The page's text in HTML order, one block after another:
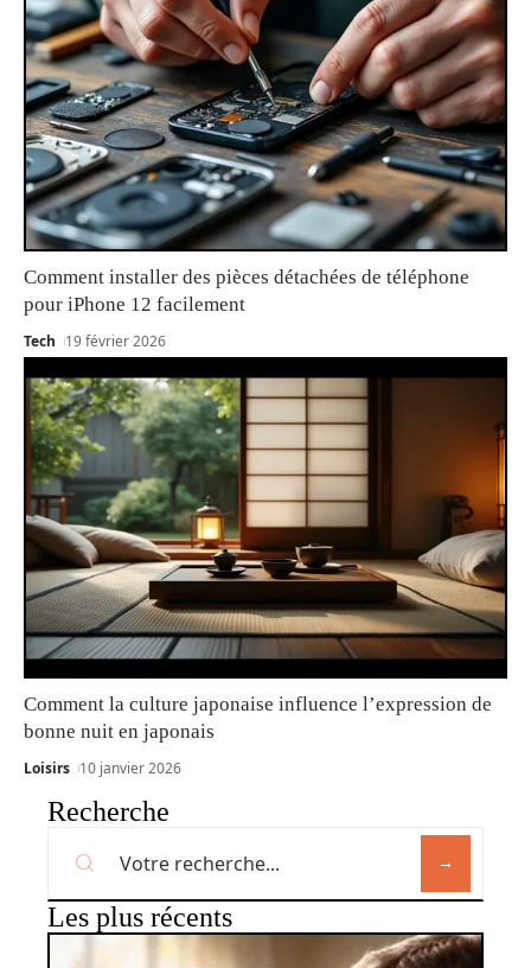
Comment installer des pièces détachées de téléphone
pour iPhone 12 facilement
Tech 19 février 2026
Comment la culture japonaise influence l’expression de
bonne nuit en japonais
Loisirs 10 janvier 2026
Recherche
Les plus récents